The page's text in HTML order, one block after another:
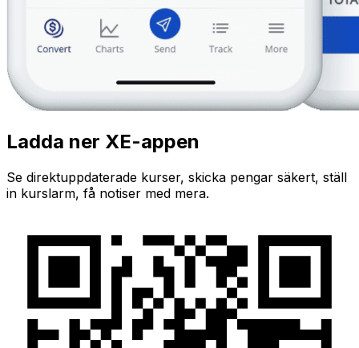
Ladda ner XE-appen
Se direktuppdaterade kurser, skicka pengar säkert, ställ
in kurslarm, få notiser med mera.